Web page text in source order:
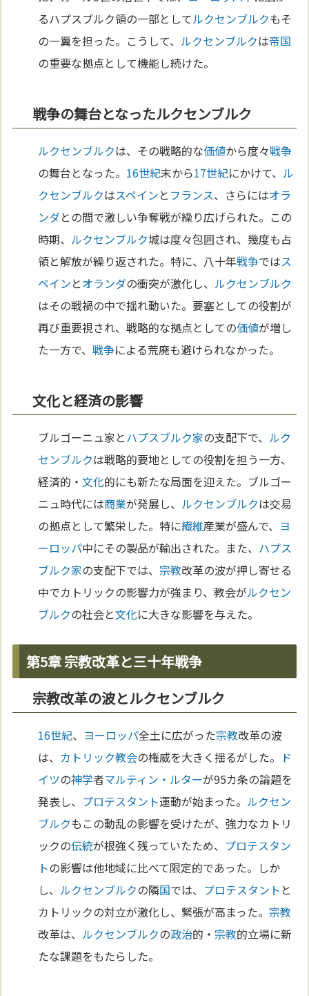
るハプスブルク領の一部としてルクセンブルクもそ
の一翼を担った。こうして、 ルクセンブルクは帝国
の重要な拠点として機能し続けた。
戦争の舞台となったルクセンブルク
ルクセンブルクは、その戦略的な価値から度々戦争
の舞台となった。 16世紀末から17世紀にかけて、 ル
クセンブルクはスペインと フランス、さらにはオラ
ンダとの間で激しい争奪戦が繰り広げられた。この
時期、 ルクセンブルク城は度々包囲され、幾度も占
領と解放が繰り返された。特に、八十年戦争ではス
ペインとオランダの衝突が激化し、 ルクセンブルク
はその戦禍の中で揺れ動いた。要塞としての役割が
再び重要視され、戦略的な拠点としての価値が増し
た一方で、戦争による荒廃も避けられなかった。
文化と経済の影響
ブルゴーニュ家とハプスブルク家の支配下で、 ルク
センブルクは戦略的要地としての役割を担う一方、
経済的・文化的にも新たな局面を迎えた。ブルゴー
ニュ時代には商業が発展し、 ルクセンブルクは交易
の拠点として繁栄した。特に繊維産業が盛んで、 ヨ
ーロッパ中にその製品が輸出された。また、 ハプス
ブルク家の支配下では、 宗教改革の波が押し寄せる
中でカトリックの影響力が強まり、教会がルクセン
ブルクの社会と文化に大きな影響を与えた。
第5章 宗教改革と三十年戦争
宗教改革の波とルクセンブルク
16世紀、 ヨーロッパ全土に広がった宗教改革の波
は、 カトリック教会の権威を大きく揺るがした。 ド
イツの神学者マルティン・ルターが95カ条の論題を
発表し、 プロテスタント運動が始まった。 ルクセン
ブルクもこの動乱の影響を受けたが、強力なカトリ
ックの伝統が根強く残っていたため、 プロテスタン
トの影響は他地域に比べて限定的であった。しか
し、 ルクセンブルクの隣国では、 プロテスタント と
カトリックの対立が激化し、緊張が高まった。 宗教
改革は、 ルクセンブルクの政治的・ 宗教的立場に新
たな課題をもたらした。